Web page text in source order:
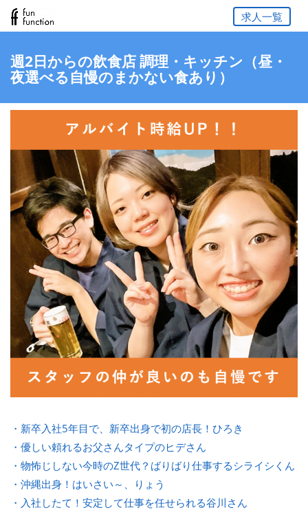
求人一覧
週2日からの飲食店 調理・キッチン（昼・
夜選べる自慢のまかない食あり）
・新卒入社5年目で、新卒出身で初の店長！ひろき
・優しい頼れるお父さんタイプのヒデさん
・物怖じしない今時のZ世代？ばりばり仕事するシライシくん
・沖縄出身！はいさい～、りょう
・入社したて！安定して仕事を任せられる谷川さん